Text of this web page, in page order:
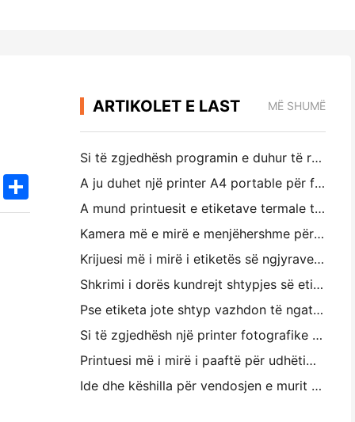
TwitterShare
ARTIKOLET E LAST MË SHUMË
Si të zgjedhësh programin e duhur të restorantit për restorantin tënd të vogël apo të mesëm
A ju duhet një printer A4 portable për faturat e depove? Çfarë funksionon?
A mund printuesit e etiketave termale të bëjnë etiketa pa ujë për prodhimet e biznesit të vogël?
Kamera më e mirë e menjëhershme për filluesit që nuk duan t ë humbin letër
Krijuesi më i mirë i etiketës së ngjyrave për përditësimin dhe shkrimin: Shto më shumë ngjyrë në çdo faqe
Shkrimi i dorës kundrejt shtypjes së etiketave të transportit: Këshilla për bizneset e vogla në vitin 2026
Pse etiketa jote shtyp vazhdon të ngatërrohet?
Si të zgjedhësh një printer fotografike të paketës: Një udhërrëfyes i plotë për përdoruesit e gazetave, udhëtimit dhe iPhone
Printuesi më i mirë i paaftë për udhëtimin, shkollën dhe punën e lëvizshme: Hanin MT620 Pro Review
Ide dhe këshilla për vendosjen e murit me foto të vogla për dekorimin e dhomës së gjumit dhe konviktit